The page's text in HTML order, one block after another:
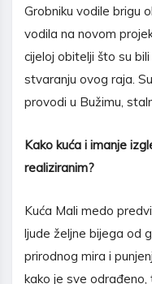
Grobniku vodile brigu
vodila na novom
cijeloj obitelji što su
stvaranju ovog raja.
provodi u Bužimu,
Kako kuća i imanje
realiziranim?
Kuća Mali medo
ljude željne bijega od
prirodnog mira i
kako je sve